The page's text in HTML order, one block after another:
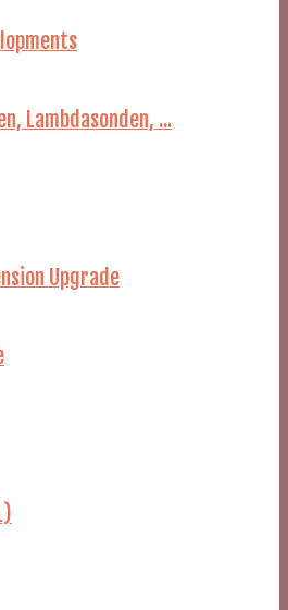
Lambdasonden, ...
Upgrade